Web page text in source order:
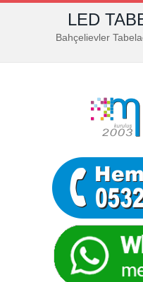
LED
Bahçelievler